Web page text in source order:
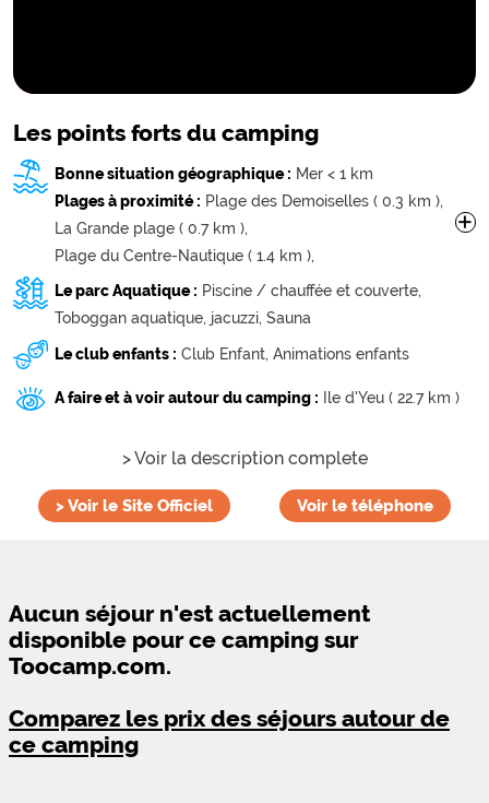
Les points forts du camping
Bonne situation géographique : Mer < 1 km
Plages à proximité : Plage des Demoiselles ( 0.3 km ),
La Grande plage ( 0.7 km ),
Plage du Centre-Nautique ( 1.4 km ),
Plage des Demoiselles ( 1.6 km ), Plage du Golf ( 2.3 km ),
Plage des 60 bornes ( 2.4 km ), Plage des Salins ( 3.2 km ),
Plage de la Parée-du-Jonc ( 4.2 km ),
+
Le parc Aquatique : Piscine / chauffée et couverte,
Toboggan aquatique, jacuzzi, Sauna
Le club enfants : Club Enfant, Animations enfants
A faire et à voir autour du camping : Ile d'Yeu ( 22.7 km )
> Voir la description complete
>Voir le Site Officiel Voir le téléphone
Aucun séjour n'est actuellement
disponible pour ce camping sur
Toocamp.com.
Comparez les prix des séjours autour de
ce camping